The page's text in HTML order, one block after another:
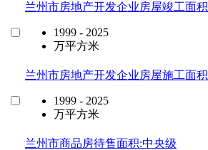
兰州市房地产开发企业房屋竣工面积
1999 - 2025
万平方米
兰州市房地产开发企业房屋施工面积
1999 - 2025
万平方米
兰州市商品房待售面积:中央级